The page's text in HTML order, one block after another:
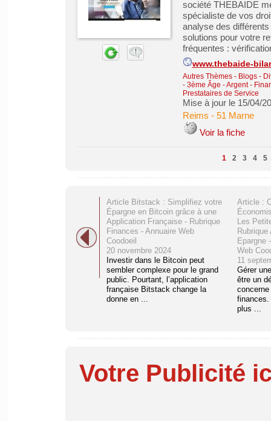
société THEBAIDE
spécialiste de vos
analyse des
solutions pour votre
fréquentes :
www.thebaide-
Autres Thèmes - Blogs -
- 3ème Âge -Argent -
Prestataires de Service
Mise à jour le 15/04/
Reims - 51 Marne
Voir la fiche
1 2 3 4 5
Article Bitstack : Simplifiez votre
Épargne en Bitcoin grâce à une
Application Française - Rubrique
Finances - Annuaire Web
Coodoeil
20 novembre 2024
Investir dans le Bitcoin peut
sembler complexe pour le grand
public. Pourtant, l’application
française Bitstack change la
donne en ...
Article :
Les
Epargne
Web
11
Gérer
être un
plus ...
Votre Publicité